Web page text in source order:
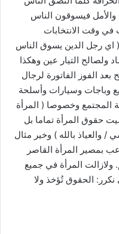
والأمل فيسوقون الناس
في وقت الانتخابات
اي رجل الدين يسوق الناس
التيار عين وهكذا
الفوز الفاتورة لرجال
وباجات وسيارات وأسلحة
المجتمع وخصوصا ( المرأة
حقوق المرأة تماما بل
والعياذ بالله ) وخير مثال
بمصير المرأة القاصر
ولازالت المرأة في جميع
الحقوق تُؤخذ ولا